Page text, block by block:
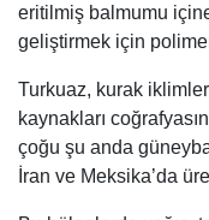
eritilmiş balmumu
geliştirmek için
Turkuaz, kurak
kaynakları
çoğu şu anda
İran ve Meksika’da